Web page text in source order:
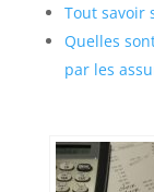
Tout savoir
Quelles
par les